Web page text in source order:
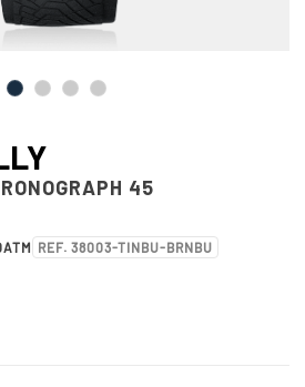
45
REF. 38003-TINBU-BRNBU